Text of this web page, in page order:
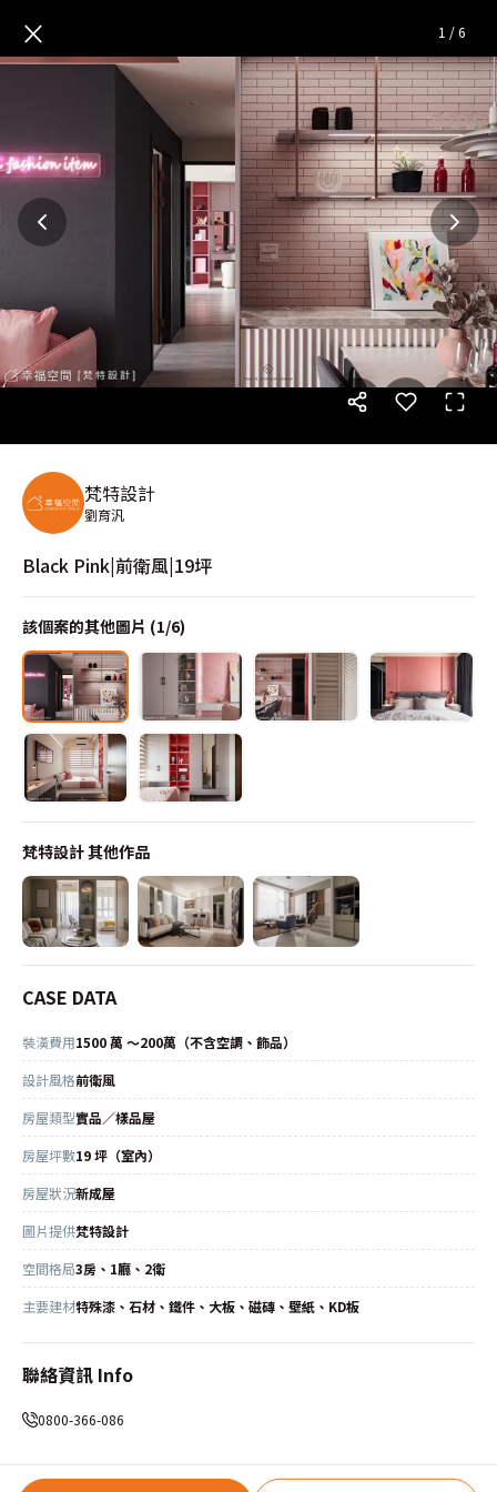
Black Pink|前衛風|19坪 — 完
× 1 /6
梵特設計
劉育汎
Black Pink|前衛風|19坪
該個案的其他圖片 (1/6)
梵特設計其他作品
CASE DATA
裝潢費用1500 萬 ～200萬（不含空調、飾品）
設計風格前衛風
房屋類型實品／樣品屋
房屋坪數19 坪（室內）
房屋狀況新成屋
圖片提供梵特設計
空間格局3房、1廳、2衛
主要建材特殊漆、石材、鐵件、大板、磁磚、壁紙、KD板
聯絡資訊 Info
0800-366-086